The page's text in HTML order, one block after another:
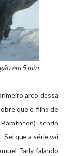
em 5 min
arco dessa
que é filho de
sendo
que a série vai
Tarly falando